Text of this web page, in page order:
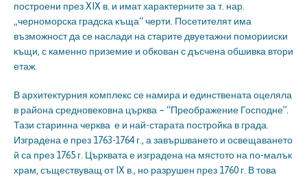
построени през XIX в. и имат характерните за т. нар.
„черноморска градска къща“ черти. Посетителят има
възможност да се наслади на старите двуетажни поморииски
къщи, с каменно приземие и обкован с дъсчена обшивка втори
етаж.
В архитектурния комплекс се намира и единствената оцеляла
в района средновековна църква – “Преображение Господне”.
Тази старинна черква е и най-старата постройка в града.
Изградена е през 1763-1764 г., а завършването и освещаването
й са през 1765 г. Църквата е изградена на мястото на по-малък
храм, съществуващ от IX в., но разрушен през 1760 г. В това